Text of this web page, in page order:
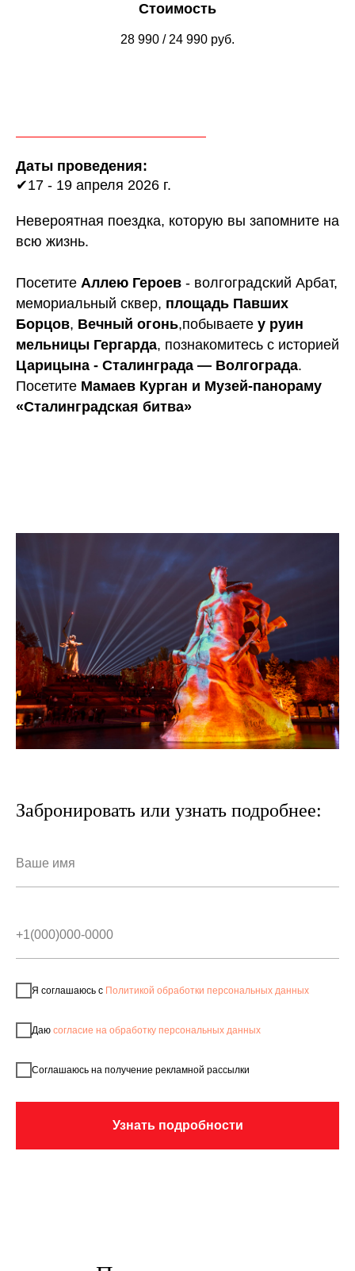
Стоимость
28 990 / 24 990 руб.
Даты проведения:
✔17 - 19 апреля 2026 г.
Невероятная поездка, которую вы запомните на
всю жизнь.
Посетите Аллею Героев - волгоградский Арбат,
мемориальный сквер, площадь Павших
Борцов, Вечный огонь,побываете у руин
мельницы Гергарда, познакомитесь с историей
Царицына - Сталинграда — Волгограда.
Посетите Мамаев Курган и Музей-панораму
«Сталинградская битва»
Забронировать или узнать подробнее:
Я соглашаюсь с Политикой обработки персональных данных
Даю согласие на обработку персональных данных
Соглашаюсь на получение рекламной рассылки
Узнать подробности